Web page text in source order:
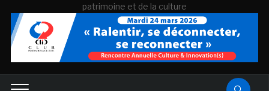
patrimoine et de la culture